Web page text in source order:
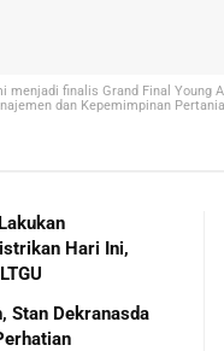
menjadi finalis Grand Final Young
dan Kepemimpinan
Hari Ini,
Stan Dekranasda